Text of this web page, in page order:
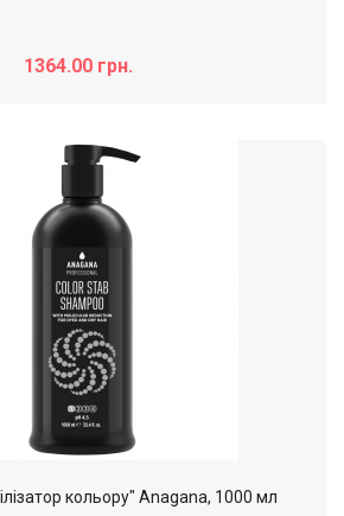
1364.00 грн.
кольору" Anagana, 1000 мл